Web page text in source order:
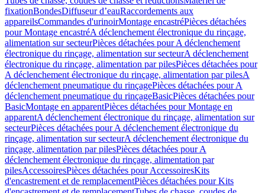
fixationBondesDiffuseur d’eauRaccordements aux
appareilsCommandes d'urinoirMontage encastréPièces détachées
pour Montage encastréA déclenchement électronique du rinçage,
alimentation sur secteurPièces détachées pour A déclenchement
électronique du rinçage, alimentation sur secteurA déclenchement
électronique du rinçage, alimentation par pilesPièces détachées pour
A déclenchement électronique du rinçage, alimentation par pilesA
déclenchement pneumatique du rinçagePièces détachées pour A
déclenchement pneumatique du rinçageBasicPièces détachées pour
BasicMontage en apparentPièces détachées pour Montage en
apparentA déclenchement électronique du rinçage, alimentation sur
secteurPièces détachées pour A déclenchement électronique du
rinçage, alimentation sur secteurA déclenchement électronique du
rinçage, alimentation par pilesPièces détachées pour A
déclenchement électronique du rinçage, alimentation par
pilesAccessoiresPièces détachées pour AccessoiresKits
d'encastrement et de remplacementPièces détachées pour Kits